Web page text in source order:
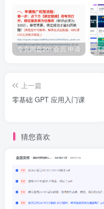
| | └──第05节.FlowControl
├──第05章 三轴自动搬运加工
| ├──【1】【喜科堂】项目整
| | ├──【1.1】【喜科堂】项
| | ├──【1.2】【喜科堂】
| | └──【1.3】【喜科堂】数
| ├──【2】【喜科堂】项目框
| | ├──【2.3】【喜科堂】导航
| ├──【3】【喜科堂】主界面
| | ├──【3.4】【喜科堂】初
| ├──【4】【喜科堂】参数设
| | ├──【4.1】【喜科堂】系
| | ├──【4.2】【喜科堂】实
| | ├──【4.3】【喜科堂】实
| | ├──【4.5】【喜科堂】实
夸克网盘20t 会员 申请
上一篇
零基础 GPT 应用入门课
猜您喜欢